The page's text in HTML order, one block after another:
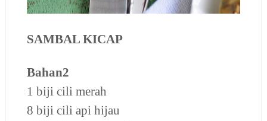
SAMBAL KICAP
Bahan2
1 biji cili merah
8 biji cili api hijau